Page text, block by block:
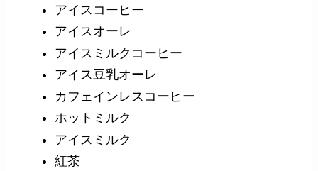
アイスコーヒー
アイスオーレ
アイスミルクコーヒー
アイス豆乳オーレ
カフェインレスコーヒー
ホットミルク
アイスミルク
紅茶